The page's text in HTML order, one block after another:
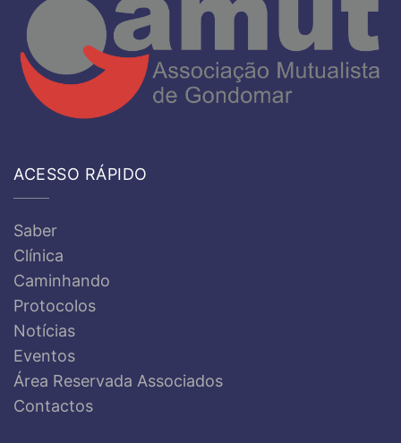
ACESSO RÁPIDO
Saber
Clínica
Caminhando
Protocolos
Notícias
Eventos
Área Reservada Associados
Contactos